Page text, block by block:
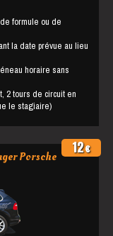
formule ou de
la date prévue au lieu
horaire sans
2 tours de circuit en
le stagiaire)
Porsche
12€